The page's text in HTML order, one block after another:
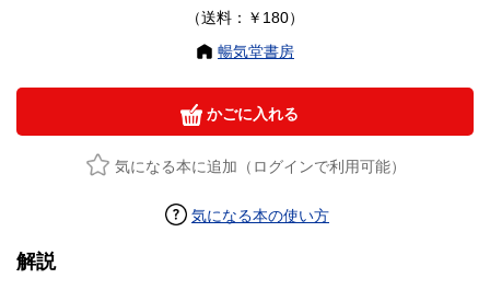
（送料：￥180）
暢気堂書房
かごに入れる
気になる本に追加（ログインで利用可能）
気になる本の使い方
解説